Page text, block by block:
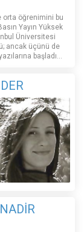
orta öğrenimini bu
Yayın Yüksek
Üniversitesi
ancak üçünü de
başladı...